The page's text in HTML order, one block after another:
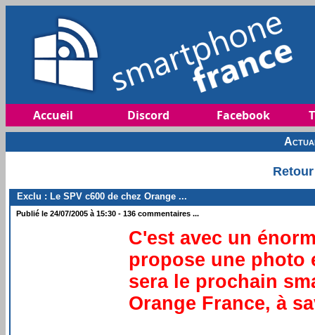
Accueil Discord Facebook
Exclu : Le SPV c600 de chez Orange ...
Publié le 24/07/2005 à 15:30 - 136 commentaires ...
C'est avec un
propose une photo
sera le prochain
Orange France, à